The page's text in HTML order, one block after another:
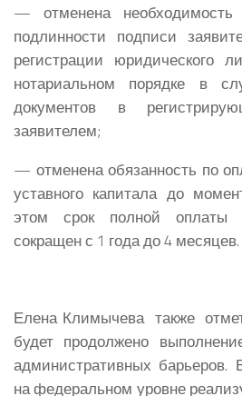
— отменена необходимость
подлинности подписи
регистрации юридического
нотариальном порядке в
документов в
заявителем;
— отменена обязанность по
уставного капитала до
этом срок полной оплаты
сокращен с 1 года до 4 месяцев.
Елена Климычеватакже
будет продолжено
административных
на федеральном уровне